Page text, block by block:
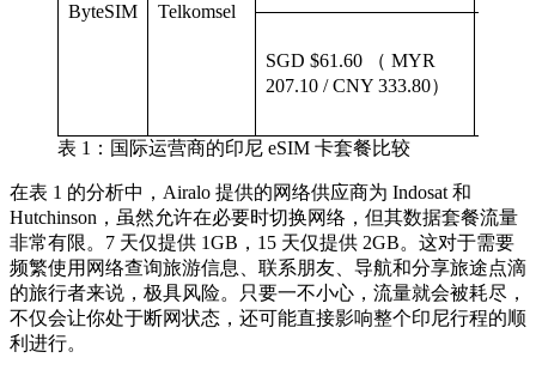
ByteSIM Telkomsel
SGD $61.60 （ MYR
207.10 / CNY 333.80）
表 1：国际运营商的印尼 eSIM 卡套餐比较
在表 1 的分析中，Airalo 提供的网络供应商为 Indosat 和
Hutchinson，虽然允许在必要时切换网络，但其数据套餐流量
非常有限。7 天仅提供 1GB，15 天仅提供 2GB。这对于需要
频繁使用网络查询旅游信息、联系朋友、导航和分享旅途点滴
的旅行者来说，极具风险。只要一不小心，流量就会被耗尽，
不仅会让你处于断网状态，还可能直接影响整个印尼行程的顺
利进行。